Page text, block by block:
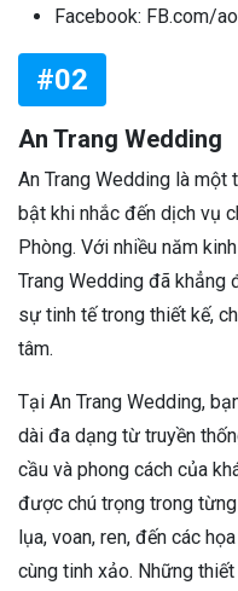
Facebook: FB.com/
#02
An Trang Wedding
An Trang Wedding là một
bật khi nhắc đến dịch vụ
Phòng. Với nhiều năm
Trang Wedding đã khẳng
sự tinh tế trong thiết kế,
tâm.
Tại An Trang Wedding,
dài đa dạng từ truyền
cầu và phong cách của
được chú trọng trong
lụa, voan, ren, đến các
cùng tinh xảo. Những